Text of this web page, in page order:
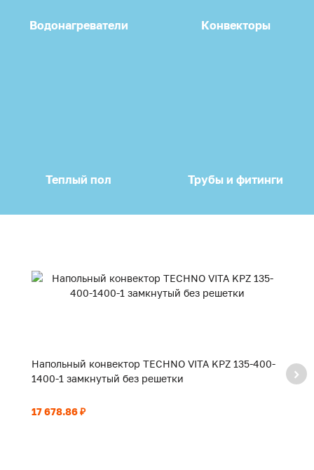
Водонагреватели Конвекторы
Теплый пол Трубы и фитинги
Напольный конвектор TECHNO VITA KPZ 135-400-
1400-1 замкнутый без решетки
17 678.86 ₽